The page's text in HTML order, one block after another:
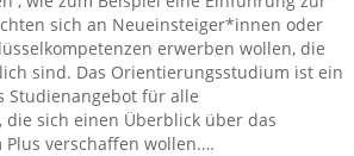
sich an Neueinsteiger*innen oder
erwerben wollen, die
sind. Das Orientierungsstudium ist ein
Studienangebot für alle
sich einen Überblick über das
Plus verschaffen wollen.…